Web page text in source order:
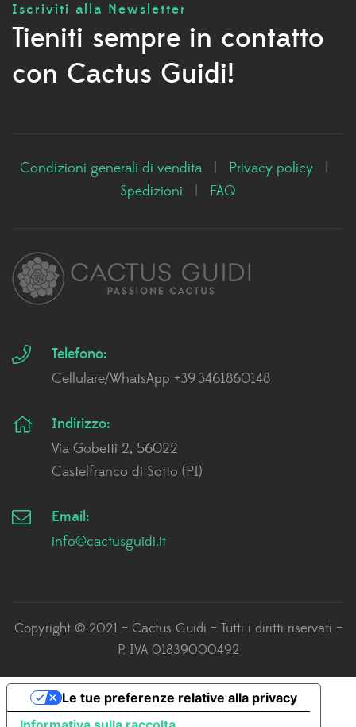
Iscriviti alla Newsletter
Tieniti sempre in contatto
con Cactus Guidi!
Condizioni generali di vendita Privacy policy
Spedizioni
FAQ
Telefono:
Cellulare/WhatsApp +39 3461860148
Indirizzo:
Via Gobetti 2, 56022
Castelfranco di Sotto (PI)
Email:
info@cactusguidi.it
Copyright © 2021 – Cactus Guidi – Tutti i diritti riservati –
P. IVA 01839000492
Le tue preferenze relative alla privacy